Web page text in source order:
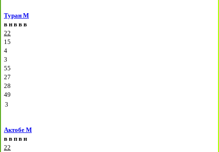
Туран М
в н в в в
22
15
4
3
55
27
28
49
3
Актобе М
в в п в н
22